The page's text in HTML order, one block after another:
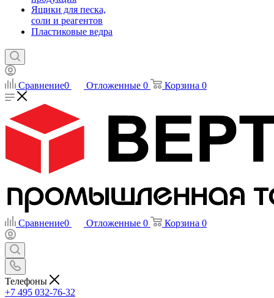
Ящики для песка,
соли и реагентов
Пластиковые ведра
Сравнение0 Отложенные 0 Корзина 0
Сравнение0 Отложенные 0 Корзина 0
Телефоны
+7 495 032-76-32